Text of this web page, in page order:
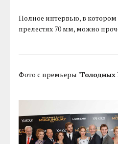
Полное интервью, в котором
прелестях 70 мм, можно
Фото с премьеры "Голодных